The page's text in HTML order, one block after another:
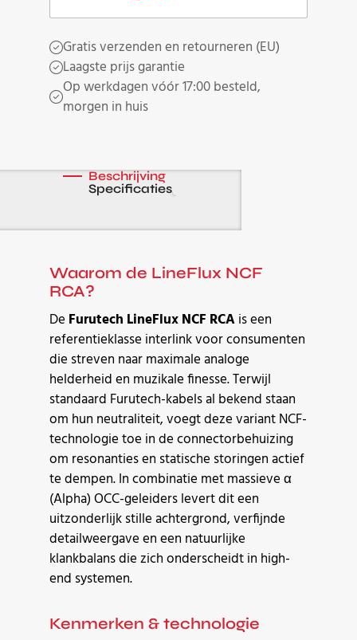
Gratis verzenden en retourneren (EU)
Laagste prijs garantie
Op werkdagen vóór 17:00 besteld,
morgen in huis
Beschrijving
Specificaties
Waarom de LineFlux NCF
RCA?
De Furutech LineFlux NCF RCAis een
referentieklasse interlink voor consumenten
die streven naar maximale analoge
helderheid en muzikale finesse. Terwijl
standaard Furutech-kabels al bekend staan
om hun neutraliteit, voegt deze variant NCF-
technologie toe in de connectorbehuizing
om resonanties en statische storingen actief
te dempen. In combinatie met massieve α
(Alpha) OCC-geleiders levert dit een
uitzonderlijk stille achtergrond, verfijnde
detailweergave en een natuurlijke
klankbalans die zich onderscheidt in high-
end systemen.
Kenmerken & technologie